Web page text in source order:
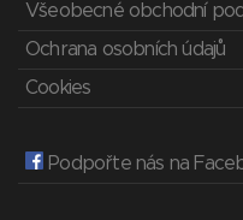
Všeobecné obchodní
Ochrana osobních údajů
Cookies
Podpořte nás na